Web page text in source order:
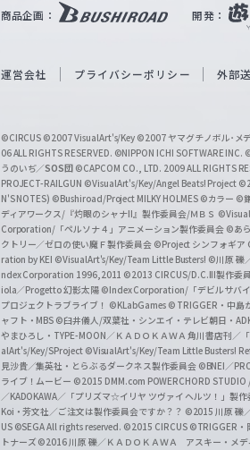
W
i
c
h
w
a
r
z
商品企画： 開発：
運営会社 プライバシーポリシー 外部
©CIRCUS ©2007 VisualArt's/Key ©2007 ヤマグチノボル･メ
06 ALL RIGHTS RESERVED. ©NIPPON ICHI SOFTWARE INC.
うのいぢ／SOS団 ©CAPCOM CO., LTD. 2009 ALL RIGHTS
PROJECT-RAILGUN ©VisualArt's/Key/Angel Beats! Project
N'S NOTES) ©Bushiroad/Project MILKY HOLMES ©カラー ©
ディアワークス/『灼眼のシャナII』製作委員会/ＭＢＳ
Corporation/「ペルソナ４」アニメーション製作委員会 ©あ
クトリー／ゼロの使い魔Ｆ製作委員会 ©Project シンフォギア
ration by KEI ©VisualArt's/Key/Team Little Busters! ©川原 礫
ndex Corporation 1996,2011 ©2013 CIRCUS/D.C.III製作委
iola／Progetto 幻影太陽 ©Index Corporation/「デビルサバ
プロジェクトラブライブ！ ©KLabGames © TRIGGER・中島
ャフト・MBS ©臼井儀人/双葉社・シンエイ・テレビ朝日・
やまひろし・TYPE-MOON／ＫＡＤＯＫＡＷＡ 角川書店刊
alArt's/Key/SProject ©VisualArt's/Key/Team Little Busters!
見沙貴／集英社・とらぶるダークネス製作委員会 ©BNEI／
ライブ！ムービー ©2015 DMM.com POWERCHORD STUDIO
／KADOKAWA／「プリズマ☆イリヤ ツヴァイ ヘルツ！」製作
Koi・芳文社／ご注文は製作委員会ですか？？ ©2015 川原 礫
US ©SEGA All rights reserved. ©2015 CIRCUS ©TRIGGER・
トナーズ©2016 川原 礫／ＫＡＤＯＫＡＷＡ アスキー・メデ